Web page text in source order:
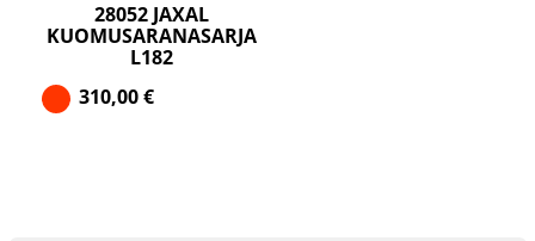
28052 JAXAL
KUOMUSARANASARJA
L182
310,00€